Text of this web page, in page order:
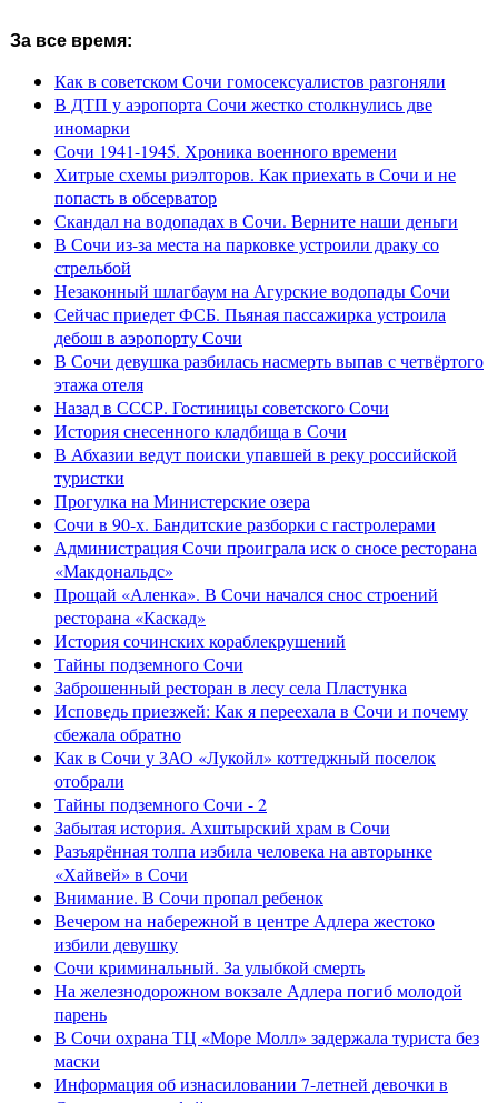
За все время:
Как в советском Сочи гомосексуалистов разгоняли
В ДТП у аэропорта Сочи жестко столкнулись две
иномарки
Сочи 1941-1945. Хроника военного времени
Хитрые схемы риэлторов. Как приехать в Сочи и не
попасть в обсерватор
Скандал на водопадах в Сочи. Верните наши деньги
В Сочи из-за места на парковке устроили драку со
стрельбой
Незаконный шлагбаум на Агурские водопады Сочи
Сейчас приедет ФСБ. Пьяная пассажирка устроила
дебош в аэропорту Сочи
В Сочи девушка разбилась насмерть выпав с четвёртого
этажа отеля
Назад в СССР. Гостиницы советского Сочи
История снесенного кладбища в Сочи
В Абхазии ведут поиски упавшей в реку российской
туристки
Прогулка на Министерские озера
Сочи в 90-х. Бандитские разборки с гастролерами
Администрация Сочи проиграла иск о сносе ресторана
«Макдональдс»
Прощай «Аленка». В Сочи начался снос строений
ресторана «Каскад»
История сочинских кораблекрушений
Тайны подземного Сочи
Заброшенный ресторан в лесу села Пластунка
Исповедь приезжей: Как я переехала в Сочи и почему
сбежала обратно
Как в Сочи у ЗАО «Лукойл» коттеджный поселок
отобрали
Тайны подземного Сочи - 2
Забытая история. Ахштырский храм в Сочи
Разъярённая толпа избила человека на авторынке
«Хайвей» в Сочи
Внимание. В Сочи пропал ребенок
Вечером на набережной в центре Адлера жестоко
избили девушку
Сочи криминальный. За улыбкой смерть
На железнодорожном вокзале Адлера погиб молодой
парень
В Сочи охрана ТЦ «Море Молл» задержала туриста без
маски
Информация об изнасиловании 7-летней девочки в